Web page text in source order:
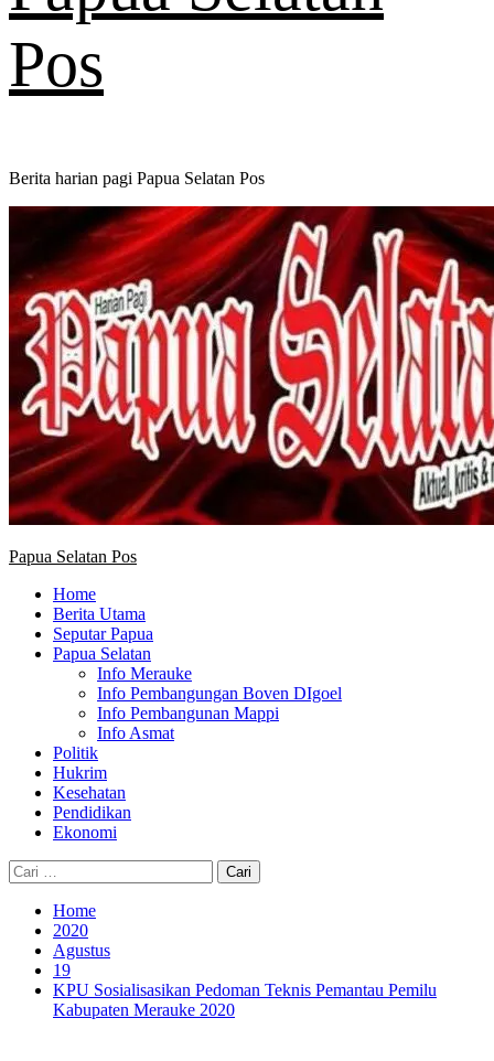
Pos
Berita harian pagi Papua Selatan Pos
Primary
Papua Selatan Pos
Home
Berita Utama
Seputar Papua
Papua Selatan
Info Merauke
Info Pembangungan Boven DIgoel
Info Pembangunan Mappi
Info Asmat
Politik
Hukrim
Kesehatan
Pendidikan
Ekonomi
Cari
untuk:
Home
2020
Agustus
19
KPU Sosialisasikan Pedoman Teknis Pemantau Pemilu
Kabupaten Merauke 2020